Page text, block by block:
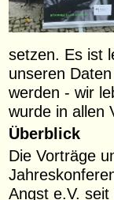
setzen. Es ist
unseren
werden - wir
wurde in allen
Überblick
Die Vorträge
Angst e.V.